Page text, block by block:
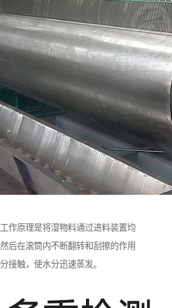
作原理是将湿物料通过进料装置均
后在滚筒内不断翻转和刮擦的作用
接触，使水分迅速蒸发。